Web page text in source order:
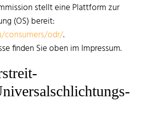
stellt eine Plattform zur
(OS) bereit:
consumers/odr/.
finden Sie oben im Impressum.